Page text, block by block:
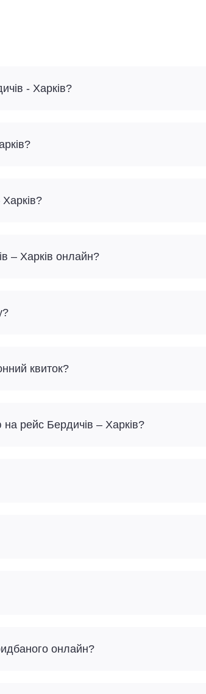
- Харків?
– Харків онлайн?
квиток?
рейс Бердичів – Харків?
онлайн?